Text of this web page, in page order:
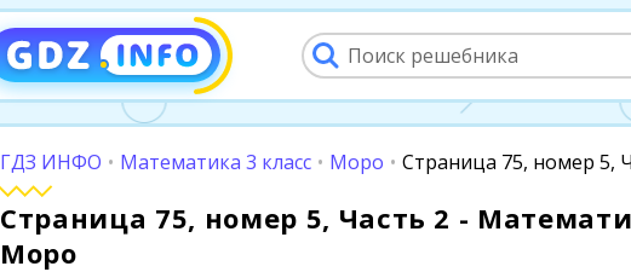
ГДЗ ИНФО • Математика 3 класс • Моро • Страница 75, номер 5,
Страница 75, номер 5, Часть 2 -
Моро